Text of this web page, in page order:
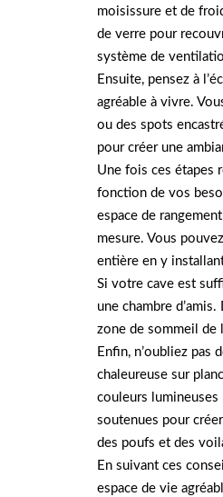
moisissure et de
de verre pour
système de
Ensuite, pensez à
agréable à vivre.
ou des spots
pour créer une
Une fois ces étapes
fonction de vos
espace de
mesure. Vous
entière en y
Si votre cave est
une chambre
zone de sommeil de
Enfin, n’oubliez pas
chaleureuse sur
couleurs
soutenues pour
des poufs et des
En suivant ces
espace de vie